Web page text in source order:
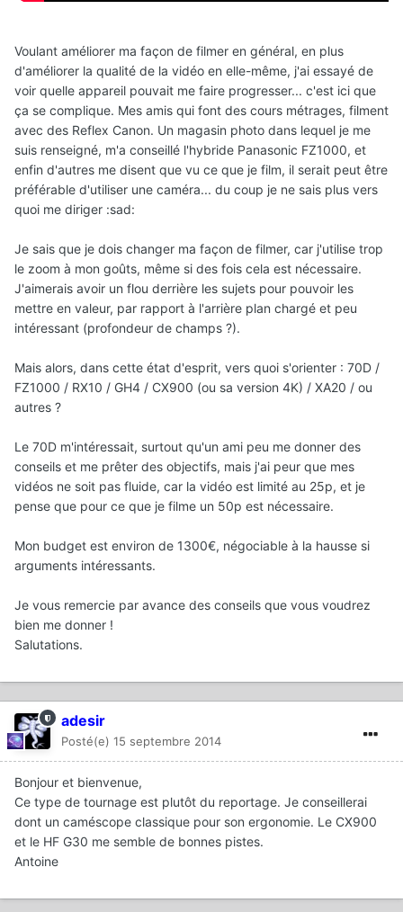
Voulant améliorer ma façon de filmer en général, en plus
d'améliorer la qualité de la vidéo en elle-même, j'ai essayé de
voir quelle appareil pouvait me faire progresser... c'est ici que
ça se complique. Mes amis qui font des cours métrages, filment
avec des Reflex Canon. Un magasin photo dans lequel je me
suis renseigné, m'a conseillé l'hybride Panasonic FZ1000, et
enfin d'autres me disent que vu ce que je film, il serait peut être
préférable d'utiliser une caméra... du coup je ne sais plus vers
quoi me diriger :sad:
Je sais que je dois changer ma façon de filmer, car j'utilise trop
le zoom à mon goûts, même si des fois cela est nécessaire.
J'aimerais avoir un flou derrière les sujets pour pouvoir les
mettre en valeur, par rapport à l'arrière plan chargé et peu
intéressant (profondeur de champs ?).
Mais alors, dans cette état d'esprit, vers quoi s'orienter : 70D /
FZ1000 / RX10 / GH4 / CX900 (ou sa version 4K) / XA20 / ou
autres ?
Le 70D m'intéressait, surtout qu'un ami peu me donner des
conseils et me prêter des objectifs, mais j'ai peur que mes
vidéos ne soit pas fluide, car la vidéo est limité au 25p, et je
pense que pour ce que je filme un 50p est nécessaire.
Mon budget est environ de 1300€, négociable à la hausse si
arguments intéressants.
Je vous remercie par avance des conseils que vous voudrez
bien me donner !
Salutations.
adesir
Posté(e) 15 septembre 2014
Bonjour et bienvenue,
Ce type de tournage est plutôt du reportage. Je conseillerai
dont un caméscope classique pour son ergonomie. Le CX900
et le HF G30 me semble de bonnes pistes.
Antoine